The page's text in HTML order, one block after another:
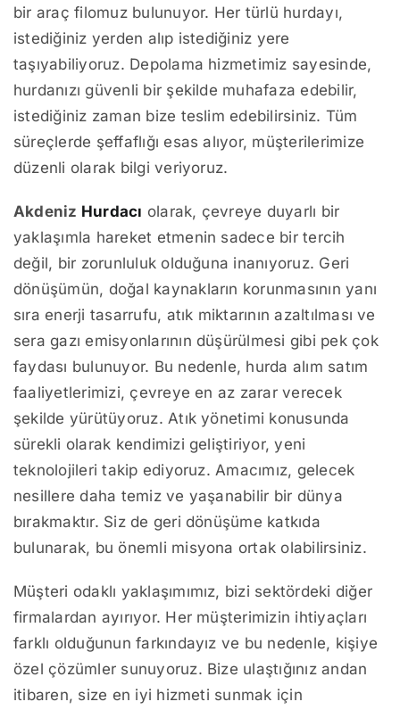
bir araç filomuz bulunuyor. Her türlü hurdayı,
istediğiniz yerden alıp istediğiniz yere
taşıyabiliyoruz. Depolama hizmetimiz sayesinde,
hurdanızı güvenli bir şekilde muhafaza edebilir,
istediğiniz zaman bize teslim edebilirsiniz. Tüm
süreçlerde şeffaflığı esas alıyor, müşterilerimize
düzenli olarak bilgi veriyoruz.
Akdeniz Hurdacı olarak, çevreye duyarlı bir
yaklaşımla hareket etmenin sadece bir tercih
değil, bir zorunluluk olduğuna inanıyoruz. Geri
dönüşümün, doğal kaynakların korunmasının yanı
sıra enerji tasarrufu, atık miktarının azaltılması ve
sera gazı emisyonlarının düşürülmesi gibi pek çok
faydası bulunuyor. Bu nedenle, hurda alım satım
faaliyetlerimizi, çevreye en az zarar verecek
şekilde yürütüyoruz. Atık yönetimi konusunda
sürekli olarak kendimizi geliştiriyor, yeni
teknolojileri takip ediyoruz. Amacımız, gelecek
nesillere daha temiz ve yaşanabilir bir dünya
bırakmaktır. Siz de geri dönüşüme katkıda
bulunarak, bu önemli misyona ortak olabilirsiniz.
Müşteri odaklı yaklaşımımız, bizi sektördeki diğer
firmalardan ayırıyor. Her müşterimizin ihtiyaçları
farklı olduğunun farkındayız ve bu nedenle, kişiye
özel çözümler sunuyoruz. Bize ulaştığınız andan
itibaren, size en iyi hizmeti sunmak için